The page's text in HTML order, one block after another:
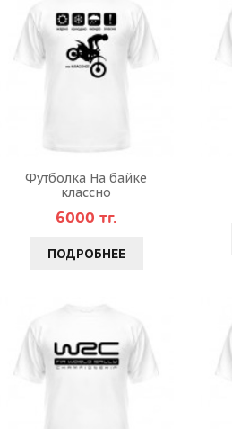
Футболка На байке
классно
6000 тг.
ПОДРОБНЕЕ